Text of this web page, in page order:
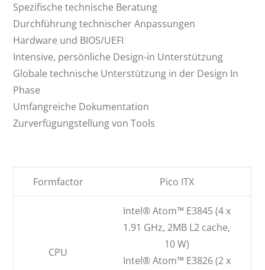
Spezifische technische Beratung
Durchführung technischer Anpassungen
Hardware und BIOS/UEFI
Intensive, persönliche Design-in Unterstützung
Globale technische Unterstützung in der Design In
Phase
Umfangreiche Dokumentation
Zurverfügungstellung von Tools
Formfactor Pico ITX
CPU
Intel® Atom™ E3845 (4 x
1.91 GHz, 2MB L2 cache,
10 W)
Intel® Atom™ E3826 (2 x